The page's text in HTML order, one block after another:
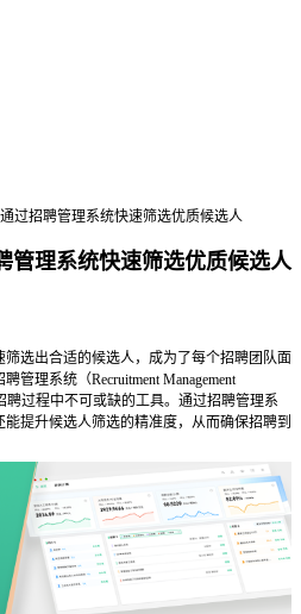
过招聘管理系统快速筛选优质候选人
管理系统快速筛选优质候选人
选出合适的候选人，成为了每个招聘团队面
聘管理系统（Recruitment Management
聘过程中不可或缺的工具。通过招聘管理系
提升候选人筛选的精准度，从而确保招聘到